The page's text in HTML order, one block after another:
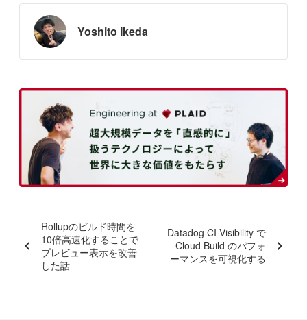
Yoshito Ikeda
Rollupのビルド時間を
10倍高速化することで
プレビュー表示を改善
した話
Datadog CI Visibility で
Cloud Build のパフォ
ーマンスを可視化する